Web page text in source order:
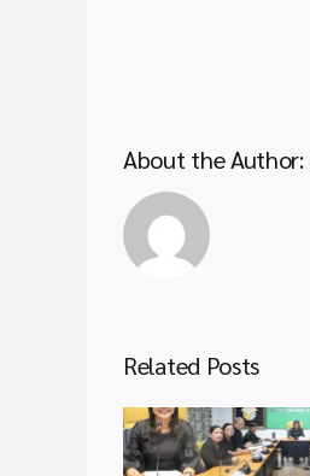
About the Author:
Related Posts